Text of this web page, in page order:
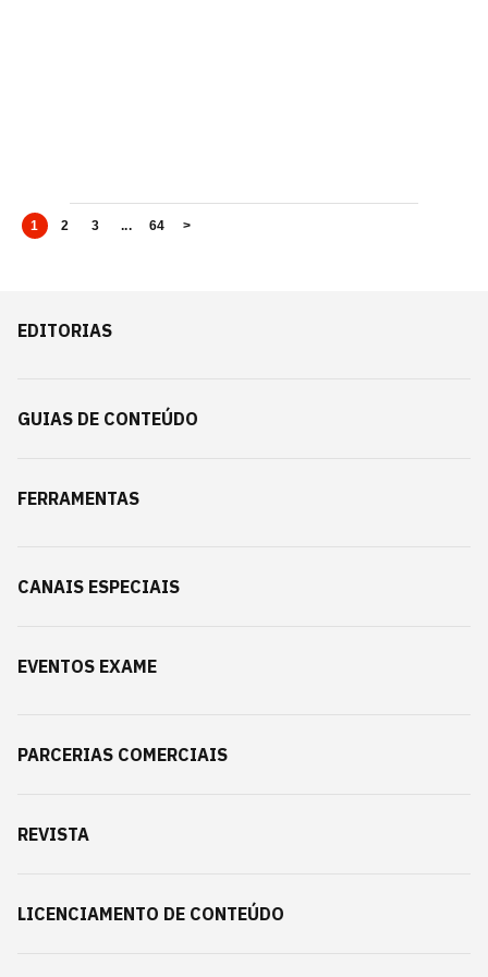
1 2 3 ... 64 >
EDITORIAS
GUIAS DE CONTEÚDO
FERRAMENTAS
CANAIS ESPECIAIS
EVENTOS EXAME
PARCERIAS COMERCIAIS
REVISTA
LICENCIAMENTO DE CONTEÚDO